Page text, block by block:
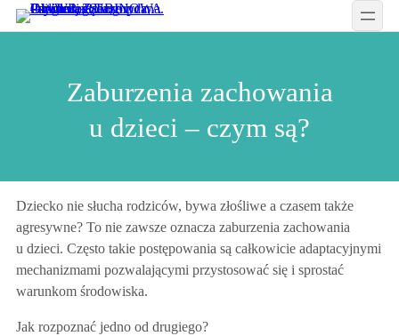
Przejdź
do
Zaburzenia zachowania
u dzieci – czym są?
Dziecko nie słucha rodziców, bywa złośliwe a czasem także
agresywne? To nie zawsze oznacza zaburzenia zachowania
u dzieci. Często takie postępowania są całkowicie adaptacyjnymi
mechanizmami pozwalającymi przystosować się i sprostać
warunkom środowiska.
Jak rozpoznać jedno od drugiego?